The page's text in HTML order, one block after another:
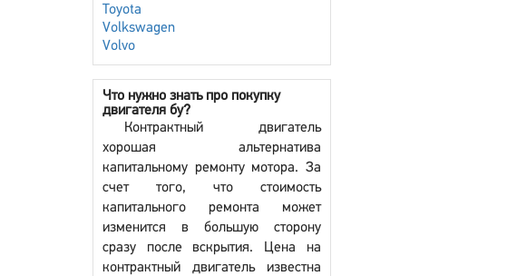
Toyota
Volkswagen
Volvo
Что нужно знать про покупку
двигателя бу?
Контрактный двигатель
хорошая альтернатива
капитальному ремонту мотора. За
счет того, что стоимость
капитального ремонта может
изменится в большую сторону
сразу после вскрытия. Цена на
контрактный двигатель известна